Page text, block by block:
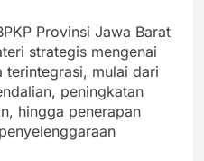
Provinsi Jawa Barat
strategis mengenai
terintegrasi, mulai dari
peningkatan
hingga penerapan